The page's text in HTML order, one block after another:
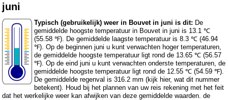
juni
Typisch (gebruikelijk) weer in Bouvet in juni is dit: De
gemiddelde hoogste temperatuur in Bouvet in juni is 13.1 ℃
(55.58 ℉). De gemiddelde laagste temperatuur is 8.3 ℃ (46.94
℉). Op de beginnen juni u kunt verwachten hoger temperaturen,
de gemiddelde hoogste temperatuur ligt rond de 13.65 ℃ (56.57
℉). Op de eind juni u kunt verwachten onderste temperaturen, de
gemiddelde hoogste temperatuur ligt rond de 12.55 ℃ (54.59 ℉).
De gemiddelde regenval is 316.2 mm (kijk hier, wat dit nummer
betekent). Houd bij het plannen van uw reis rekening met het feit
dat het werkelijke weer kan afwijken van deze gemiddelde waarden. de